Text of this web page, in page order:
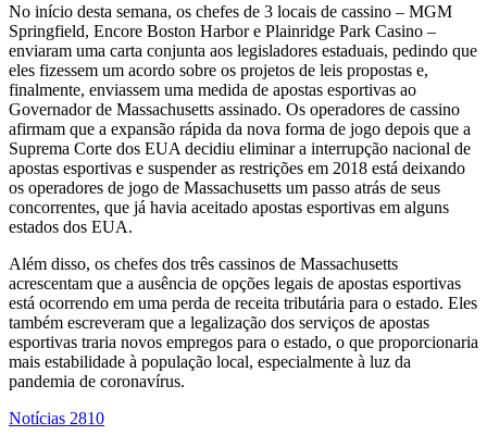
No início desta semana, os chefes de 3 locais de cassino – MGM
Springfield, Encore Boston Harbor e Plainridge Park Casino –
enviaram uma carta conjunta aos legisladores estaduais, pedindo que
eles fizessem um acordo sobre os projetos de leis propostas e,
finalmente, enviassem uma medida de apostas esportivas ao
Governador de Massachusetts assinado. Os operadores de cassino
afirmam que a expansão rápida da nova forma de jogo depois que a
Suprema Corte dos EUA decidiu eliminar a interrupção nacional de
apostas esportivas e suspender as restrições em 2018 está deixando
os operadores de jogo de Massachusetts um passo atrás de seus
concorrentes, que já havia aceitado apostas esportivas em alguns
estados dos EUA.
Além disso, os chefes dos três cassinos de Massachusetts
acrescentam que a ausência de opções legais de apostas esportivas
está ocorrendo em uma perda de receita tributária para o estado. Eles
também escreveram que a legalização dos serviços de apostas
esportivas traria novos empregos para o estado, o que proporcionaria
mais estabilidade à população local, especialmente à luz da
pandemia de coronavírus.
Notícias 2810